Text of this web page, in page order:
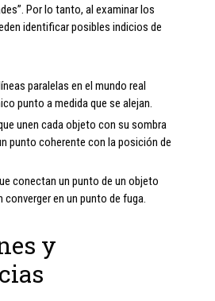
Por lo tanto, al examinar los
identificar posibles indicios de
paralelas en el mundo real
punto a medida que se alejan.
unen cada objeto con su sombra
punto coherente con la posición de
conectan un punto de un objeto
en un punto de fuga.
y